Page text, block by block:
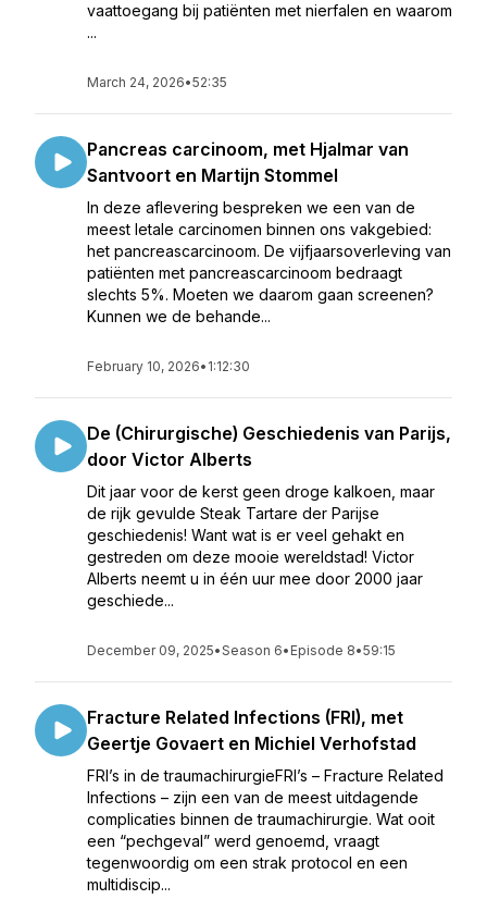
vaattoegang bij patiënten met nierfalen en waarom
...
March 24, 2026•52:35
Pancreas carcinoom, met Hjalmar van
Santvoort en Martijn Stommel
In deze aflevering bespreken we een van de
meest letale carcinomen binnen ons vakgebied:
het pancreascarcinoom. De vijfjaarsoverleving van
patiënten met pancreascarcinoom bedraagt
slechts 5%. Moeten we daarom gaan screenen?
Kunnen we de behande...
February 10, 2026• 1:12:30
De (Chirurgische) Geschiedenis van Parijs,
door Victor Alberts
Dit jaar voor de kerst geen droge kalkoen, maar
de rijk gevulde Steak Tartare der Parijse
geschiedenis! Want wat is er veel gehakt en
gestreden om deze mooie wereldstad! Victor
Alberts neemt u in één uur mee door 2000 jaar
geschiede...
December 09, 2025•Season 6• Episode 8•59:15
Fracture Related Infections (FRI), met
Geertje Govaert en Michiel Verhofstad
FRI’s in de traumachirurgieFRI’s – Fracture Related
Infections – zijn een van de meest uitdagende
complicaties binnen de traumachirurgie. Wat ooit
een “pechgeval” werd genoemd, vraagt
tegenwoordig om een strak protocol en een
multidiscip...